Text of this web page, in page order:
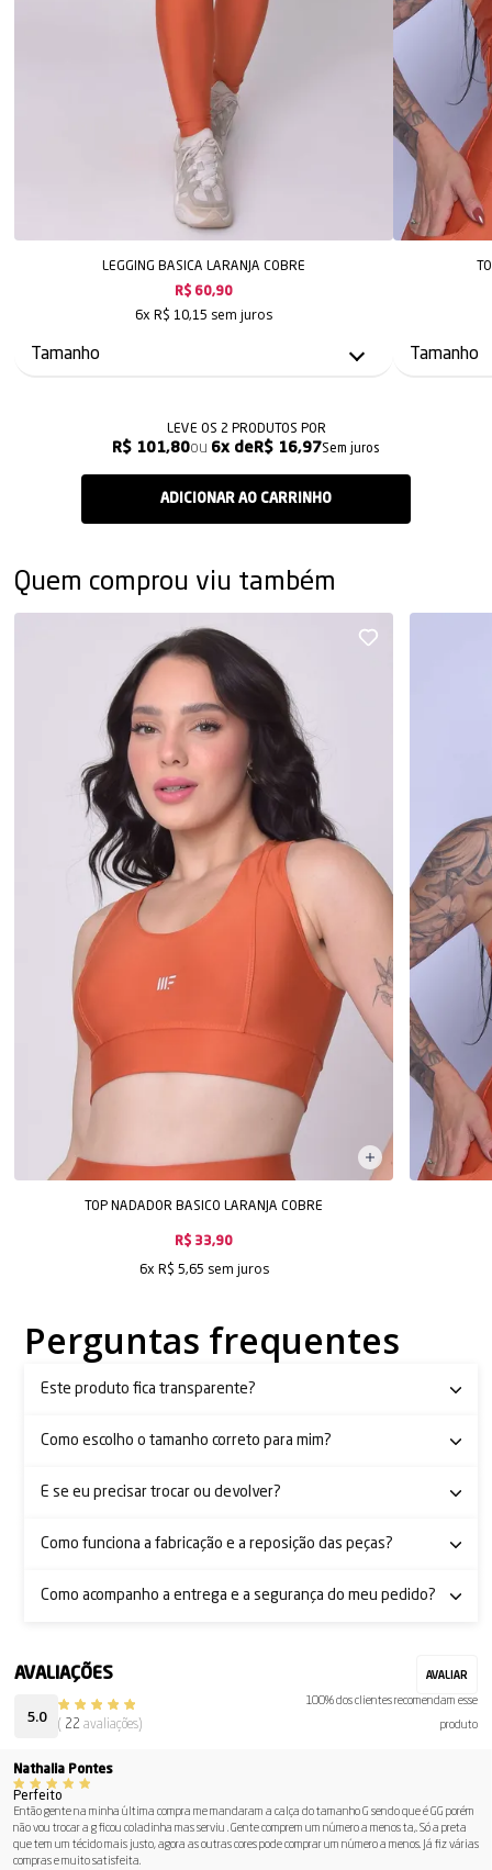
LEGGING BASICA LARANJA COBRE
R$ 60,90
6x R$ 10,15 sem juros
LEVE OS 2 PRODUTOS
R$ 101,80 6x R$ 16,97Sem juros
Quem comprou viu também
TOP NADADOR BASICO LARANJA COBRE
R$ 33,90
6x R$ 5,65 sem juros
Perguntas frequentes
Este produto fica transparente?
Como escolho o tamanho correto para mim?
E se eu precisar trocar ou devolver?
Como funciona a fabricação e a reposição das peças?
Como acompanho a entrega e a segurança do meu pedido?
5.0 22 avaliações)
100% dos clientes recomendam esse
produto
Nathalia Pontes
Perfeito
Então gente na minha última compra me mandaram a calça do tamanho G sendo que é GG porém
não vou trocar a g ficou coladinha mas serviu . Gente comprem um número a menos ta,. Só a preta
que tem um técido mais justo, agora as outras cores pode comprar um número a menos. Já fiz várias
compras e muito satisfeita.